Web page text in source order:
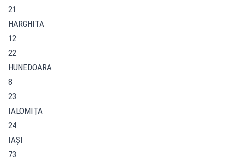
21
HARGHITA
12
22
HUNEDOARA
8
23
IALOMIŢA
24
IAŞI
73